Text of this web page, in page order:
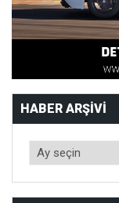
HABER ARŞIVI